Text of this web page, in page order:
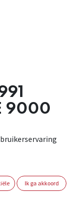
9000
te
Ik ga akkoord